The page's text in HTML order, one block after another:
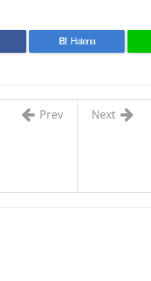
B! Hatena
Next
Prev